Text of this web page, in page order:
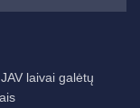
laivai galėtų